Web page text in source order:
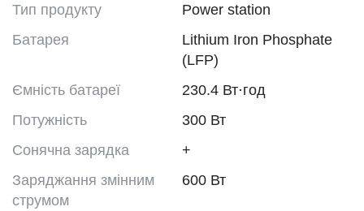
Тип продукту
Power station
Батарея
Lithium Iron Phosphate
(LFP)
Ємність батареї
230.4 Вт⋅год
Потужність
300 Вт
Сонячна зарядка
+
Заряджання змінним
струмом
600 Вт